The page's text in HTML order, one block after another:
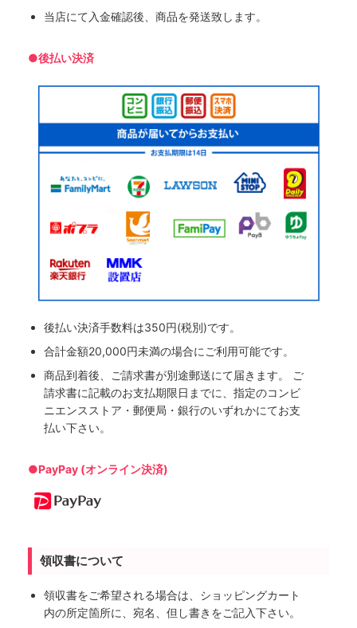
当店にて入金確認後、商品を発送致します。
●後払い決済
後払い決済手数料は350円(税別)です。
合計金額20,000円未満の場合にご利用可能です。
商品到着後、ご請求書が別途郵送にて届きます。 ご
請求書に記載のお支払期限日までに、指定のコンビ
ニエンスストア・郵便局・銀行のいずれかにてお支
払い下さい。
●PayPay (オンライン決済)
領収書について
領収書をご希望される場合は、ショッピングカート
内の所定箇所に、宛名、但し書きをご記入下さい。